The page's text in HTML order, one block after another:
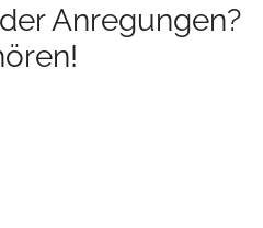
Anregungen?